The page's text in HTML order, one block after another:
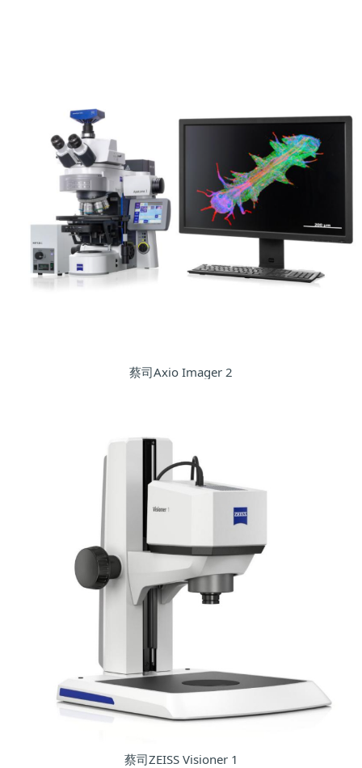
蔡司Axio Imager 2
蔡司ZEISS Visioner 1